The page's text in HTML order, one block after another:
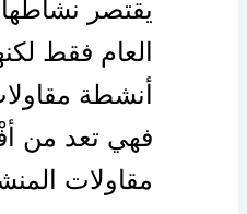
يقتصر
العام فقط
أنشطة
فهي تعد من
مقاولات